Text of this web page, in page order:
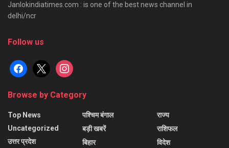
Janlokindiatimes.com : is one of the best news channel in
delhi/ncr
Follow us
facebook
x instagram
Browse by Category
Top News
Uncategorized
उत्तर प्रदेश
पश्चिम बंगाल
बड़ी खबरें
बिहार
राज्य
राशिफल
विदेश